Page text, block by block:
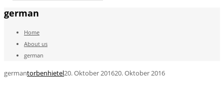
german
Home
About us
german
germantorbenhietel20. Oktober 201620. Oktober 2016